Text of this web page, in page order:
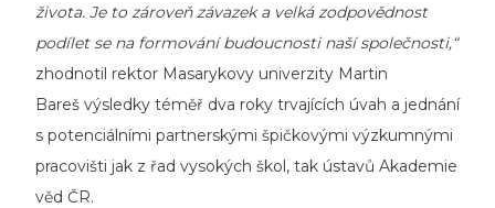
života. Je to zároveň závazek a velká zodpovědnost
podílet se na formování budoucnosti naší společnosti,“
zhodnotil rektor Masarykovy univerzity Martin
Bareš výsledky téměř dva roky trvajících úvah a jednání
s potenciálními partnerskými špičkovými výzkumnými
pracovišti jak z řad vysokých škol, tak ústavů Akademie
věd ČR.